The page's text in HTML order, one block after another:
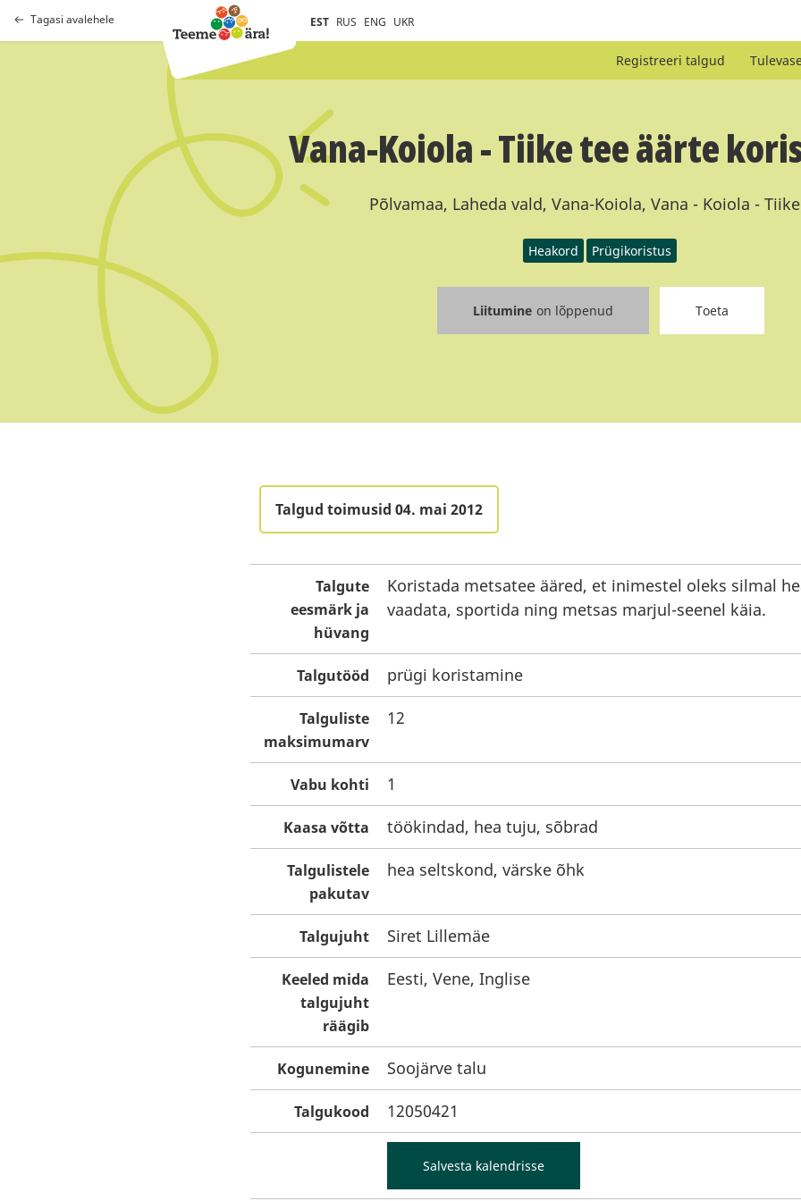
Tagasi avalehele EST RUS ENG UKR
Registreeri talgud
Vana-Koiola - Tiike tee äärte
Põlvamaa, Laheda vald, Vana-Koiola, Vana - Koiola -
Heakord Prügikoristus
Liitumine on lõppenud Toeta
Talgud toimusid 04. mai 2012
Talgute
eesmärk ja
hüvang
Koristada metsatee ääred, et inimestel oleks silmal
vaadata, sportida ning metsas marjul-seenel käia.
Talgutööd prügi koristamine
Talguliste
maksimumarv
12
Vabu kohti 1
Kaasa võtta töökindad, hea tuju, sõbrad
Talgulistele
pakutav
hea seltskond, värske õhk
Talgujuht Siret Lillemäe
Keeled mida
talgujuht
räägib
Eesti, Vene, Inglise
Kogunemine Soojärve talu
Talgukood 12050421
Salvesta kalendrisse